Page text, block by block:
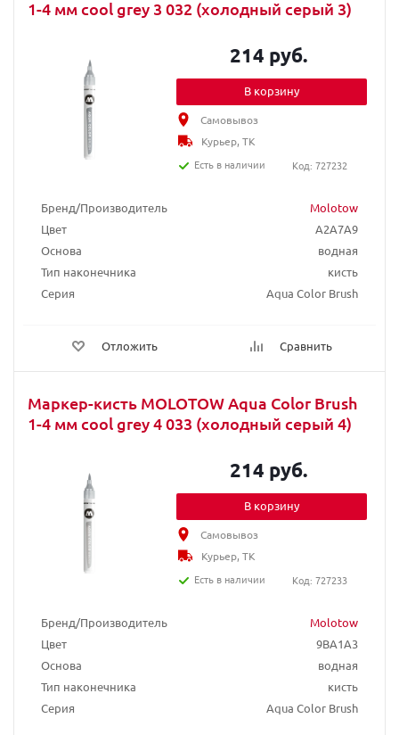
1-4 мм cool grey 3 032 (холодный серый 3)
Бренд/Производитель
Molotow
Цвет
A2A7A9
Основа
водная
Тип наконечника
кисть
Серия
Aqua Color Brush
Отложить Сравнить
214 руб.
В корзину
Самовывоз
Курьер, ТК
Есть в наличии
Код: 727232
Маркер-кисть MOLOTOW Aqua Color Brush
1-4 мм cool grey 4 033 (холодный серый 4)
Бренд/Производитель
Molotow
Цвет
9BA1A3
Основа
водная
Тип наконечника
кисть
Серия
Aqua Color Brush
214 руб.
В корзину
Самовывоз
Курьер, ТК
Есть в наличии
Код: 727233